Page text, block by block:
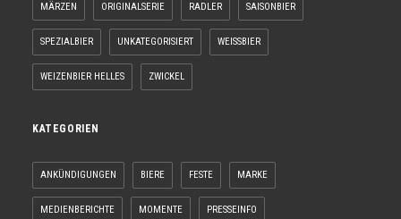
MÄRZEN ORIGINALSERIE RADLER SAISONBIER
SPEZIALBIER UNKATEGORISIERT WEISSBIER
WEIZENBIER HELLES ZWICKEL
KATEGORIEN
ANKÜNDIGUNGEN BIERE FESTE MARKE
MEDIENBERICHTE MOMENTE PRESSEINFO